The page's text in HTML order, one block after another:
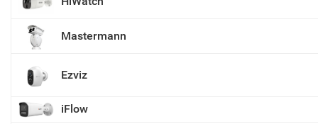
Mastermann
Ezviz
iFlow